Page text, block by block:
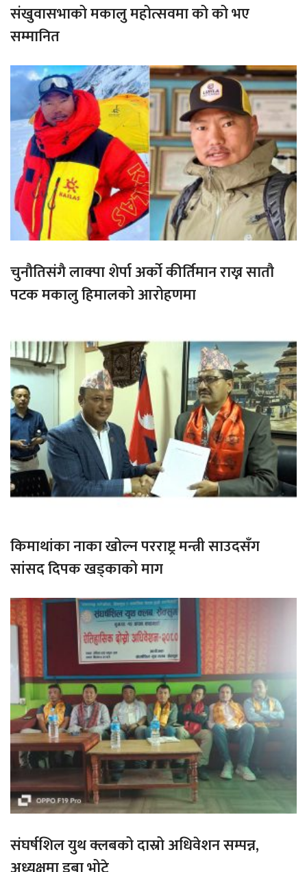
संखुवासभाको मकालु महोत्सवमा को को भए
सम्मानित
चुनौतिसंगै लाक्पा शेर्पा अर्को कीर्तिमान राख्न सातौ
पटक मकालु हिमालको आरोहणमा
किमाथांका नाका खोल्न परराष्ट्र मन्त्री साउदसँग
सांसद दिपक खड्काको माग
संघर्षशिल युथ क्लबको दास्रो अधिवेशन सम्पन्न,